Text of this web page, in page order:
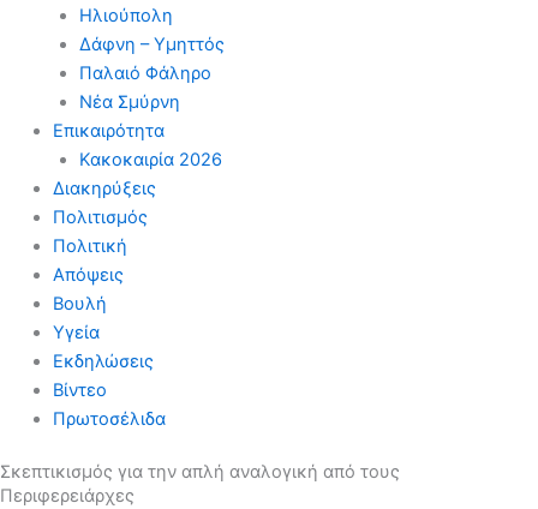
Ηλιούπολη
Δάφνη – Υμηττός
Παλαιό Φάληρο
Νέα Σμύρνη
Επικαιρότητα
Κακοκαιρία 2026
Διακηρύξεις
Πολιτισμός
Πολιτική
Απόψεις
Βουλή
Υγεία
Εκδηλώσεις
Βίντεο
Πρωτοσέλιδα
Σκεπτικισμός για την απλή αναλογική από τους
Περιφερειάρχες